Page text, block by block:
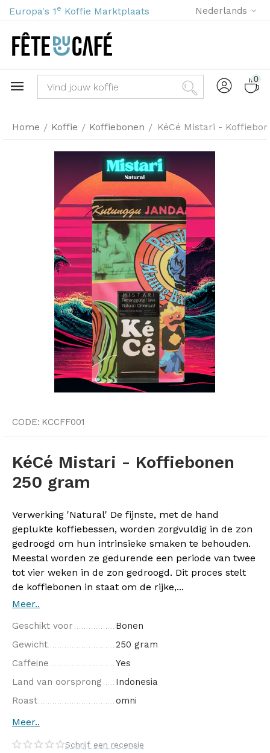
Europa's 1 e Koffie Marktplaats Nederlands
0
Home / Koffie / Koffiebonen / KéCé Mistari -
CODE: KCCFF001
KéCé Mistari - Koffiebonen
250 gram
Verwerking 'Natural' De fijnste, met de hand
geplukte koffiebessen, worden zorgvuldig in de zon
gedroogd om hun intrinsieke smaken te behouden.
Meestal worden ze gedurende een periode van twee
tot vier weken in de zon gedroogd. Dit proces stelt
de koffiebonen in staat om de rijke,...
Meer..
Geschikt voor
Bonen
Gewicht
250 gram
Caffeine
Yes
Land van oorsprong
Indonesia
Roast
omni
Meer..
Schrijf een recensie